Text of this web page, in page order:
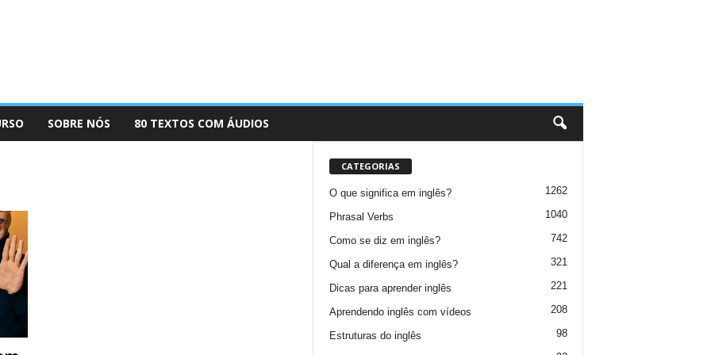
SOBRE NÓS 80 TEXTOS COM ÁUDIOS
CATEGORIAS
O que significa em inglês? 1262
Phrasal Verbs 1040
Como se diz em inglês? 742
Qual a diferença em inglês? 321
Dicas para aprender inglês 221
Aprendendo inglês com vídeos 208
Estruturas do inglês 98